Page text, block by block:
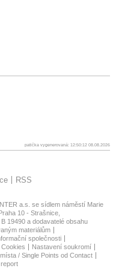
patička vygenerovaná: 12:50:12 08.08.2026
RSS
a.s. se sídlem náměstí Marie
10 - Strašnice,
19490 a dodavatelé obsahu
materiálům
společnosti
Cookies
Nastavení soukromí
/ Single Points od Contact